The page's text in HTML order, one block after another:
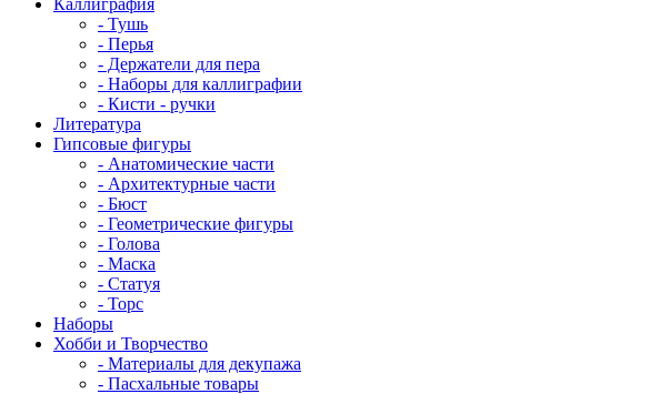
Каллиграфия
- Тушь
- Перья
- Держатели для пера
- Наборы для каллиграфии
- Кисти - ручки
Литература
Гипсовые фигуры
- Анатомические части
- Архитектурные части
- Бюст
- Геометрические фигуры
- Голова
- Маска
- Статуя
- Торс
Наборы
Хобби и Творчество
- Материалы для декупажа
- Пасхальные товары